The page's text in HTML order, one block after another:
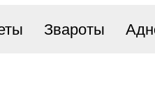
Звароты